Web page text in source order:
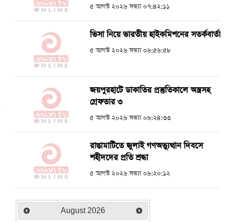
৫ আগস্ট ২০২৬ সন্ধ্যা ০৭:৪২:১১
ভিসা নিয়ে ভারতীয় হাইকমিশনের সতর্কবার্তা
৫ আগস্ট ২০২৬ সন্ধ্যা ০৬:৫৬:৫৮
জয়পুরহাটে ডাকাতির প্রস্তুতিকালে অস্ত্রসহ
গ্রেফতার ৩
৫ আগস্ট ২০২৬ সন্ধ্যা ০৬:২৪:৩৩
রাঙামাটিতে জুলাই গণঅভ্যুত্থান দিবসে
শহীদদের প্রতি শ্রদ্ধা
৫ আগস্ট ২০২৬ সন্ধ্যা ০৬:২০:১২
August 2026